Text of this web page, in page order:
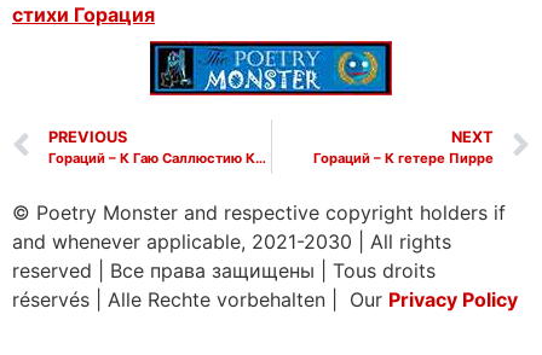
стихи Горация
PREVIOUS
Гораций – К Гаю Саллюстию Крипсу
NEXT
Гораций – К гетере Пирре
© Poetry Monster and respective copyright holders if
and whenever applicable, 2021-2030
All rights
reserved
Все права защищены
Tous droits
réservés
Alle Rechte vorbehalten | Our Privacy Policy